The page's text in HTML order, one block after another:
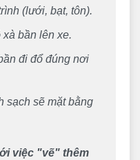
(lưới, bạt, tôn).
xà bần lên xe.
đi đổ đúng nơi
sạch sẽ mặt bằng
việc "vẽ" thêm